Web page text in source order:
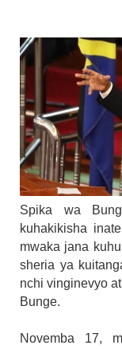
Spika wa
kuhakikisha
mwaka jana
sheria ya
nchi vinginevyo
Bunge.
Novemba 17,